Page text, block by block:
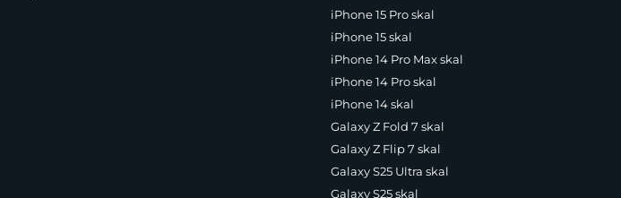
iPhone 15 Pro skal
iPhone 15 skal
iPhone 14 Pro Max skal
iPhone 14 Pro skal
iPhone 14 skal
Galaxy Z Fold 7 skal
Galaxy Z Flip 7 skal
Galaxy S25 Ultra skal
Galaxy S25 skal